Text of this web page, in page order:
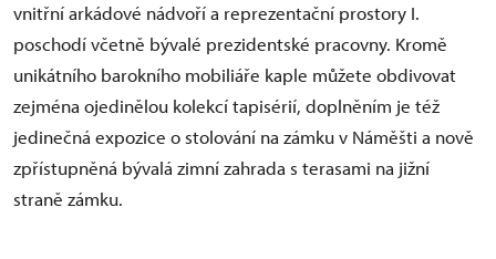
vnitřní arkádové nádvoří a reprezentační prostory I.
poschodí včetně bývalé prezidentské pracovny. Kromě
unikátního barokního mobiliáře kaple můžete obdivovat
zejména ojedinělou kolekcí tapisérií, doplněním je též
jedinečná expozice o stolování na zámku v Náměšti a nově
zpřístupněná bývalá zimní zahrada s terasami na jižní
straně zámku.